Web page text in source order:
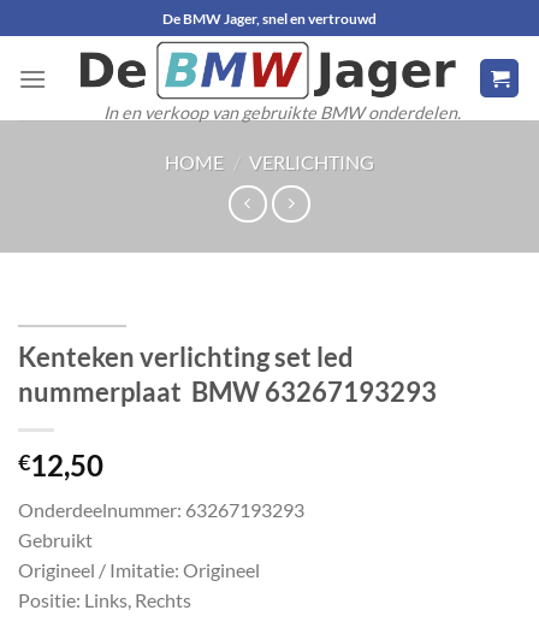
naar
inhoud
De BMW Jager, snel en vertrouwd
In en verkoop van gebruikte BMW onderdelen.
HOME / VERLICHTING
Kenteken verlichting set led
nummerplaat BMW 63267193293
€12,50
Onderdeelnummer: 63267193293
Gebruikt
Origineel / Imitatie: Origineel
Positie: Links, Rechts